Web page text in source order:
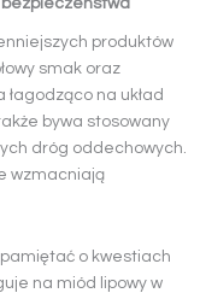
bezpieczeństwa
produktów
smak oraz
na układ
bywa stosowany
dróg oddechowych.
wzmacniają
o kwestiach
na miód lipowy w